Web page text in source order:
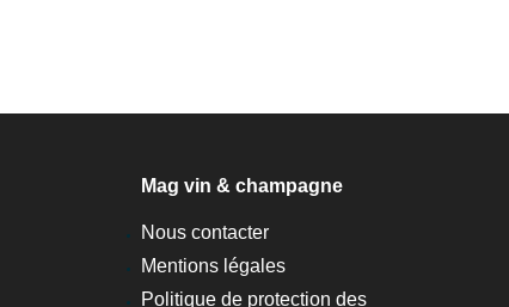
Mag vin & champagne
Nous contacter
Mentions légales
Politique de protection des